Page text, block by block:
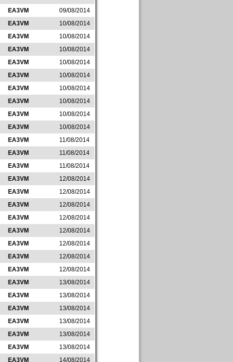
EA3VM
09/08/2014
EA3VM
10/08/2014
EA3VM
10/08/2014
EA3VM
10/08/2014
EA3VM
10/08/2014
EA3VM
10/08/2014
EA3VM
10/08/2014
EA3VM
10/08/2014
EA3VM
10/08/2014
EA3VM
10/08/2014
EA3VM
11/08/2014
EA3VM
11/08/2014
EA3VM
11/08/2014
EA3VM
12/08/2014
EA3VM
12/08/2014
EA3VM
12/08/2014
EA3VM
12/08/2014
EA3VM
12/08/2014
EA3VM
12/08/2014
EA3VM
12/08/2014
EA3VM
12/08/2014
EA3VM
13/08/2014
EA3VM
13/08/2014
EA3VM
13/08/2014
EA3VM
13/08/2014
EA3VM
13/08/2014
EA3VM
13/08/2014
EA3VM 14/08/2014